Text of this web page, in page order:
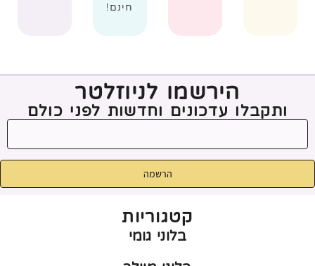
חינם!
הירשמו לניוזלטר
ותקבלו עדכונים וחדשות לפני כולם
הרשמה
קטגוריות
בלוני גומי